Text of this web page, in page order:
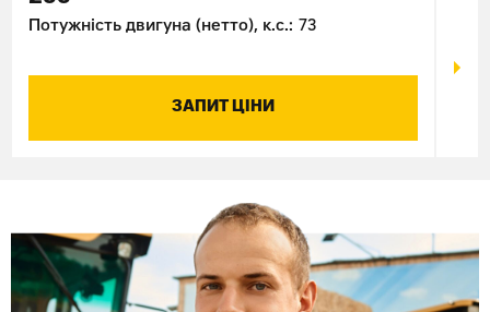
Потужність двигуна (нетто), к.с.: 73
ЗАПИТ ЦІНИ